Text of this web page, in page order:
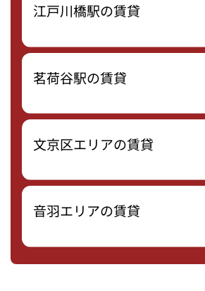
江戸川橋駅の賃貸
茗荷谷駅の賃貸
文京区エリアの賃貸
音羽エリアの賃貸